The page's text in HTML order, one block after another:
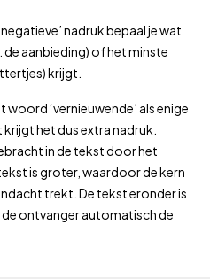
nadruk bepaal je wat
aanbieding) of het minste
krijgt.
‘vernieuwende’ als enige
krijgt het dus extranadruk
in de tekst door het
is groter, waardoor de kern
trekt. De tekst eronder is
ontvanger automatisch de